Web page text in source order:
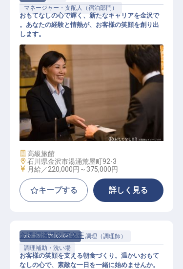
マネージャー・支配人（宿泊部門）
宿泊運営マネージャー・幹部候補
おもてなしの心で輝く、新たなキャリアを金沢で
。あなたの経験と情熱が、お客様の笑顔を創り出
します。
施設業態
高級旅館
勤務地
石川県金沢市湯涌荒屋町92-3
給与
月給／220,000円～ 375,000円
キープする 詳しく見る
パート・アルバイト
調理（調理師）
調理補助・洗い場
金澤 湯涌温泉 百楽荘
お客様の笑顔を支える朝食づくり。温かいおもて
なしの心で、素敵な一日を一緒に始めませんか。